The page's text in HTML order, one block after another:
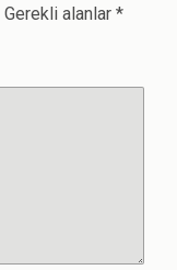
Gerekli alanlar *